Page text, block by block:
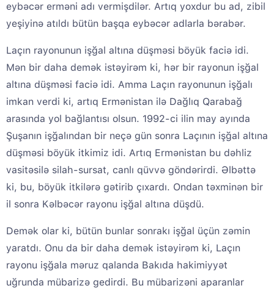
eybəcər erməni adı vermişdilər. Artıq yoxdur bu ad, zibil
yeşiyinə atıldı bütün başqa eybəcər adlarla bərabər.
Laçın rayonunun işğal altına düşməsi böyük faciə idi.
Mən bir daha demək istəyirəm ki, hər bir rayonun işğal
altına düşməsi faciə idi. Amma Laçın rayonunun işğalı
imkan verdi ki, artıq Ermənistan ilə Dağlıq Qarabağ
arasında yol bağlantısı olsun. 1992-ci ilin may ayında
Şuşanın işğalından bir neçə gün sonra Laçının işğal altına
düşməsi böyük itkimiz idi. Artıq Ermənistan bu dəhliz
vasitəsilə silah-sursat, canlı qüvvə göndərirdi. Əlbəttə
ki, bu, böyük itkilərə gətirib çıxardı. Ondan təxminən bir
il sonra Kəlbəcər rayonu işğal altına düşdü.
Demək olar ki, bütün bunlar sonrakı işğal üçün zəmin
yaratdı. Onu da bir daha demək istəyirəm ki, Laçın
rayonu işğala məruz qalanda Bakıda hakimiyyət
uğrunda mübarizə gedirdi. Bu mübarizəni aparanlar